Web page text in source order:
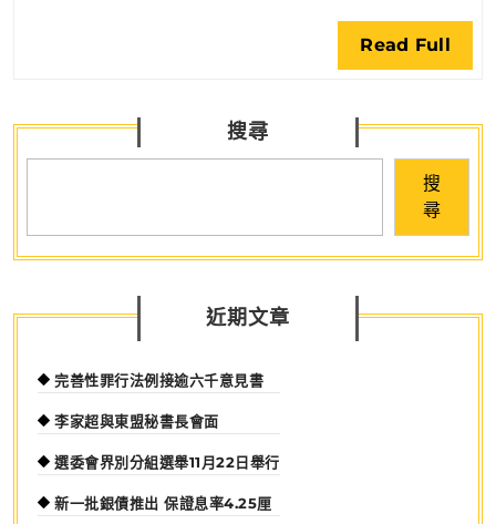
營
的
鍵
Read Full
Full
搜尋
搜
尋
近期文章
完善性罪行法例接逾六千意見書
李家超與東盟秘書長會面
選委會界別分組選舉11月22日舉行
新一批銀債推出 保證息率4.25厘